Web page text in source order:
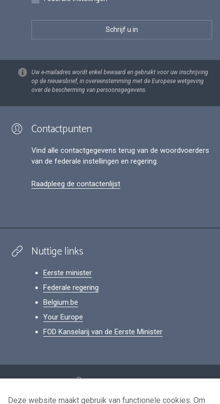
Uw e-mailadres wordt enkel bewaard en gebruikt voor uw inschrijving
op de nieuwsbrief, in overeenstemming met de Europese wetgeving
over de bescherming van persoonsgegevens.
Contactpunten
Vind alle contactgegevens terug van de woordvoerders
van de federale instellingen en regering.
Raadpleeg de contactenlijst
Nuttige links
Eerste minister
Federale regering
Belgium.be
Your Europe
FOD Kanselarij van de Eerste Minister
Persoonsgegevens
Voorwaarden voor het hergebruik
Deze website maakt gebruik van functionele cookies. Om